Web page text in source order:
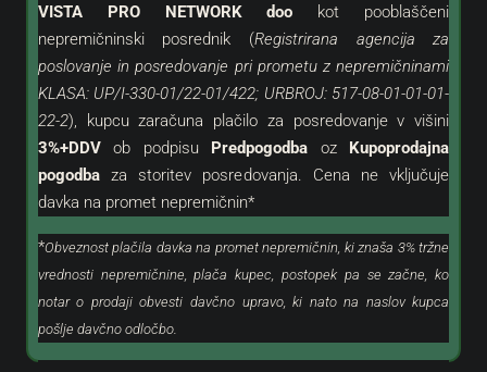
VISTA PRO NETWORK doo kot pooblaščeni
nepremičninski posrednik (Registrirana agencija za
poslovanje in posredovanje pri prometu z nepremičninami
KLASA: UP/I-330-01/22-01/422; URBROJ: 517-08-01-01-01-
22-2), kupcu zaračuna plačilo za posredovanje v višini
3%+DDVob podpisu Predpogodba oz Kupoprodajna
pogodbaza storitev posredovanja. Cena ne vključuje
davka na promet nepremičnin*
*Obveznost plačila davka na promet nepremičnin, ki znaša 3% tržne
vrednosti nepremičnine, plača kupec, postopek pa se začne, ko
notar o prodaji obvesti davčno upravo, ki nato na naslov kupca
pošlje davčno odločbo.